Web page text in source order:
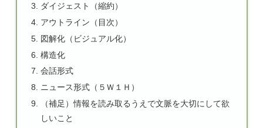
ダイジェスト（縮約）
アウトライン（目次）
図解化（ビジュアル化）
構造化
会話形式
ニュース形式（５Ｗ１Ｈ）
（補足）情報を読み取るうえで文脈を大切にして欲
しいこと